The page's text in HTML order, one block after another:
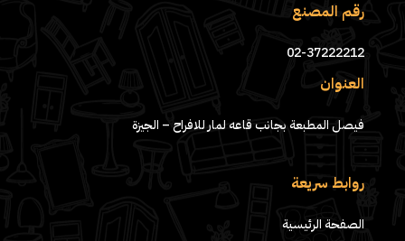
رقم المصنع
02-37222212
العنوان
فيصل المطبعة بجانب قاعه لمار للافراح – الجيزة
روابط سريعة
الصفحة الرئيسية